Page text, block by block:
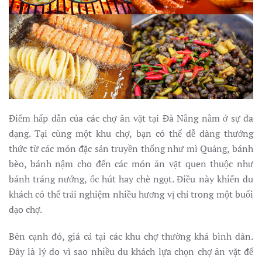
Điểm hấp dẫn của các chợ ăn vặt tại Đà Nẵng nằm ở sự đa
dạng. Tại cùng một khu chợ, bạn có thể dễ dàng thưởng
thức từ các món đặc sản truyền thống như mì Quảng, bánh
bèo, bánh nậm cho đến các món ăn vặt quen thuộc như
bánh tráng nướng, ốc hút hay chè ngọt. Điều này khiến du
khách có thể trải nghiệm nhiều hương vị chỉ trong một buổi
dạo chợ.
Bên cạnh đó, giá cả tại các khu chợ thường khá bình dân.
Đây là lý do vì sao nhiều du khách lựa chọn chợ ăn vặt để